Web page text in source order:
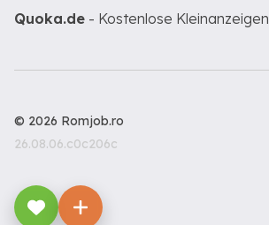
Quoka.de - Kostenlose Kleinanzeigen
© 2026 Romjob.ro
26.08.06.c0c206c